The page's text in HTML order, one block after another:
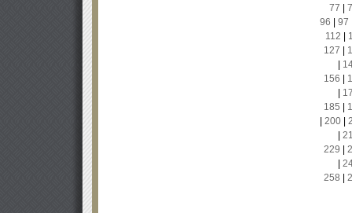
77
96
97
112
127
156
185
200|
229
258